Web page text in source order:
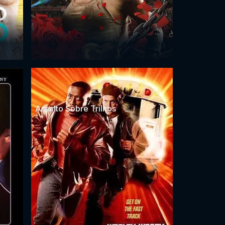
Assalto Sobre Trilhos